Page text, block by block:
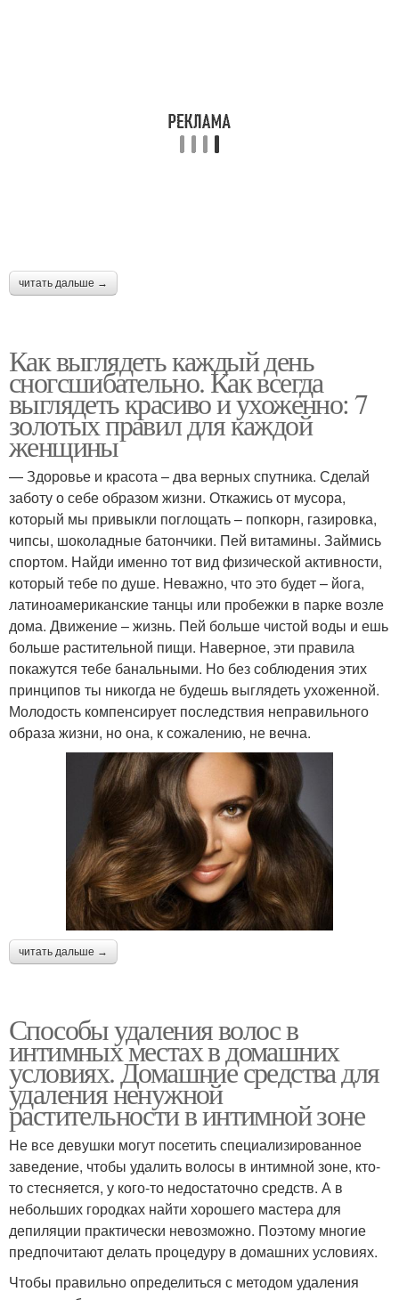
читать дальше →
Как выглядеть каждый день
сногсшибательно. Как всегда
выглядеть красиво и ухоженно: 7
золотых правил для каждой
женщины
— Здоровье и красота – два верных спутника. Сделай
заботу о себе образом жизни. Откажись от мусора,
который мы привыкли поглощать – попкорн, газировка,
чипсы, шоколадные батончики. Пей витамины. Займись
спортом. Найди именно тот вид физической активности,
который тебе по душе. Неважно, что это будет – йога,
латиноамериканские танцы или пробежки в парке возле
дома. Движение – жизнь. Пей больше чистой воды и ешь
больше растительной пищи. Наверное, эти правила
покажутся тебе банальными. Но без соблюдения этих
принципов ты никогда не будешь выглядеть ухоженной.
Молодость компенсирует последствия неправильного
образа жизни, но она, к сожалению, не вечна.
читать дальше →
Способы удаления волос в
интимных местах в домашних
условиях. Домашние средства для
удаления ненужной
растительности в интимной зоне
Не все девушки могут посетить специализированное
заведение, чтобы удалить волосы в интимной зоне, кто-
то стесняется, у кого-то недостаточно средств. А в
небольших городках найти хорошего мастера для
депиляции практически невозможно. Поэтому многие
предпочитают делать процедуру в домашних условиях.
Чтобы правильно определиться с методом удаления